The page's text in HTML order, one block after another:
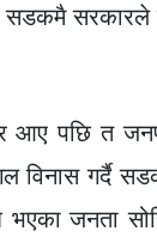
सडकमै
आए पछि त
विनास गर्दै
जनता